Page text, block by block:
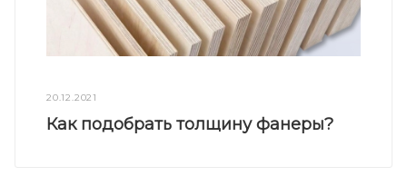
20.12.2021
Как подобрать толщину фанеры?